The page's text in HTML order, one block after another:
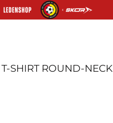
T-SHIRT ROUND-NECK